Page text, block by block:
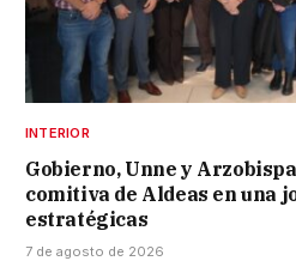
INTERIOR
Gobierno, Unne y
comitiva de Aldeas en una
estratégicas
7 de agosto de 2026